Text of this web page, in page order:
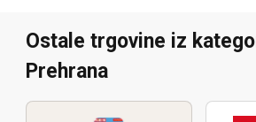
Ostale trgovine iz
Prehrana